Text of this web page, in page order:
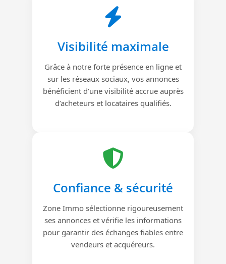
Visibilité maximale
Grâce à notre forte présence en ligne et
sur les réseaux sociaux, vos annonces
bénéficient d’une visibilité accrue auprès
d’acheteurs et locataires qualifiés.
Confiance & sécurité
Zone Immo sélectionne rigoureusement
ses annonces et vérifie les informations
pour garantir des échanges fiables entre
vendeurs et acquéreurs.